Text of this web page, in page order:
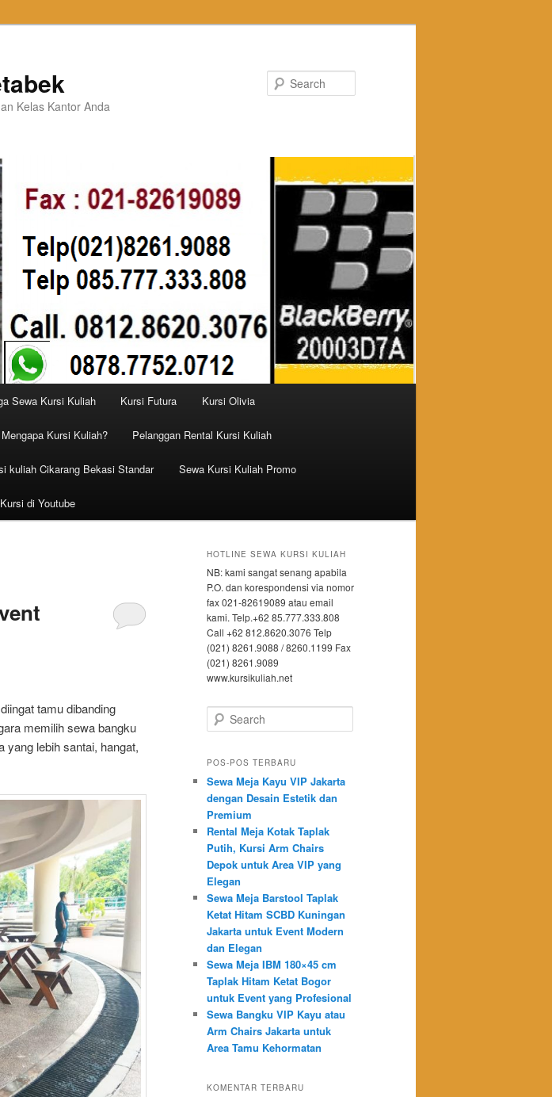
Kelas Kantor Anda
Sewa Kursi Kuliah Kursi Futura Kursi Olivia
Mengapa Kursi Kuliah? Pelanggan Rental Kursi Kuliah
kuliah Cikarang Bekasi Standar Sewa Kursi Kuliah Promo
di Youtube
tamu dibanding
memilih sewa bangku
yang lebih santai, hangat,
HOTLINE SEWA KURSI KULIAH
NB: kami sangat senang apabila
P.O. dan korespondensi via nomor
fax 021-82619089 atau email
kami. Telp.+62 85.777.333.808
Call +62 812.8620.3076 Telp
(021) 8261.9088 / 8260.1199 Fax
(021) 8261.9089
www.kursikuliah.net
Search
POS-POS TERBARU
Sewa Meja Kayu VIP Jakarta
dengan Desain Estetik dan
Premium
Rental Meja Kotak Taplak
Putih, Kursi Arm Chairs
Depok untuk Area VIP yang
Elegan
Sewa Meja Barstool Taplak
Ketat Hitam SCBD Kuningan
Jakarta untuk Event Modern
dan Elegan
Sewa Meja IBM 180×45 cm
Taplak Hitam Ketat Bogor
untuk Event yang Profesional
Sewa Bangku VIP Kayu atau
Arm Chairs Jakarta untuk
Area Tamu Kehormatan
KOMENTAR TERBARU